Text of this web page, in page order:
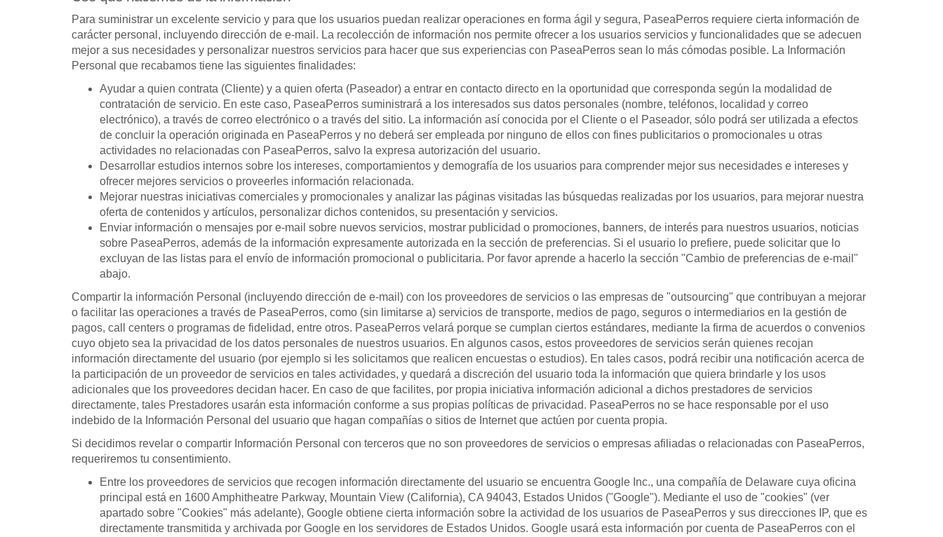
Para suministrar un excelente servicio y para que los usuarios puedan realizar operaciones en forma ágil y segura, PaseaPerros requiere cierta información de
carácter personal, incluyendo dirección de e-mail. La recolección de información nos permite ofrecer a los usuarios servicios y funcionalidades que se adecuen
mejor a sus necesidades y personalizar nuestros servicios para hacer que sus experiencias con PaseaPerros sean lo más cómodas posible. La Información
Personal que recabamos tiene las siguientes finalidades:
Ayudar a quien contrata (Cliente) y a quien oferta (Paseador) a entrar en contacto directo en la oportunidad que corresponda según la modalidad de
contratación de servicio. En este caso, PaseaPerros suministrará a los interesados sus datos personales (nombre, teléfonos, localidad y correo
electrónico), a través de correo electrónico o a través del sitio. La información así conocida por el Cliente o el Paseador, sólo podrá ser utilizada a efectos
de concluir la operación originada en PaseaPerros y no deberá ser empleada por ninguno de ellos con fines publicitarios o promocionales u otras
actividades no relacionadas con PaseaPerros, salvo la expresa autorización del usuario.
Desarrollar estudios internos sobre los intereses, comportamientos y demografía de los usuarios para comprender mejor sus necesidades e intereses y
ofrecer mejores servicios o proveerles información relacionada.
Mejorar nuestras iniciativas comerciales y promocionales y analizar las páginas visitadas las búsquedas realizadas por los usuarios, para mejorar nuestra
oferta de contenidos y artículos, personalizar dichos contenidos, su presentación y servicios.
Enviar información o mensajes por e-mail sobre nuevos servicios, mostrar publicidad o promociones, banners, de interés para nuestros usuarios, noticias
sobre PaseaPerros, además de la información expresamente autorizada en la sección de preferencias. Si el usuario lo prefiere, puede solicitar que lo
excluyan de las listas para el envío de información promocional o publicitaria. Por favor aprende a hacerlo la sección "Cambio de preferencias de e-mail"
abajo.
Compartir la información Personal (incluyendo dirección de e-mail) con los proveedores de servicios o las empresas de "outsourcing" que contribuyan a mejorar
o facilitar las operaciones a través de PaseaPerros, como (sin limitarse a) servicios de transporte, medios de pago, seguros o intermediarios en la gestión de
pagos, call centers o programas de fidelidad, entre otros. PaseaPerros velará porque se cumplan ciertos estándares, mediante la firma de acuerdos o convenios
cuyo objeto sea la privacidad de los datos personales de nuestros usuarios. En algunos casos, estos proveedores de servicios serán quienes recojan
información directamente del usuario (por ejemplo si les solicitamos que realicen encuestas o estudios). En tales casos, podrá recibir una notificación acerca de
la participación de un proveedor de servicios en tales actividades, y quedará a discreción del usuario toda la información que quiera brindarle y los usos
adicionales que los proveedores decidan hacer. En caso de que facilites, por propia iniciativa información adicional a dichos prestadores de servicios
directamente, tales Prestadores usarán esta información conforme a sus propias políticas de privacidad. PaseaPerros no se hace responsable por el uso
indebido de la Información Personal del usuario que hagan compañías o sitios de Internet que actúen por cuenta propia.
Si decidimos revelar o compartir Información Personal con terceros que no son proveedores de servicios o empresas afiliadas o relacionadas con PaseaPerros,
requeriremos tu consentimiento.
Entre los proveedores de servicios que recogen información directamente del usuario se encuentra Google Inc., una compañía de Delaware cuya oficina
principal está en 1600 Amphitheatre Parkway, Mountain View (California), CA 94043, Estados Unidos ("Google"). Mediante el uso de "cookies" (ver
apartado sobre "Cookies" más adelante), Google obtiene cierta información sobre la actividad de los usuarios de PaseaPerros y sus direcciones IP, que es
directamente transmitida y archivada por Google en los servidores de Estados Unidos. Google usará esta información por cuenta de PaseaPerros con el